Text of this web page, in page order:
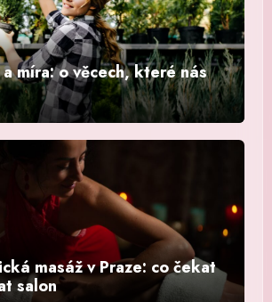
míra: o věcech, které nás
masáž v Praze: co čekat
salon